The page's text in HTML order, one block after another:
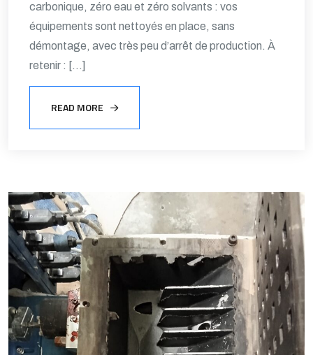
carbonique, zéro eau et zéro solvants : vos
équipements sont nettoyés en place, sans
démontage, avec très peu d’arrêt de production. À
retenir : […]
READ MORE